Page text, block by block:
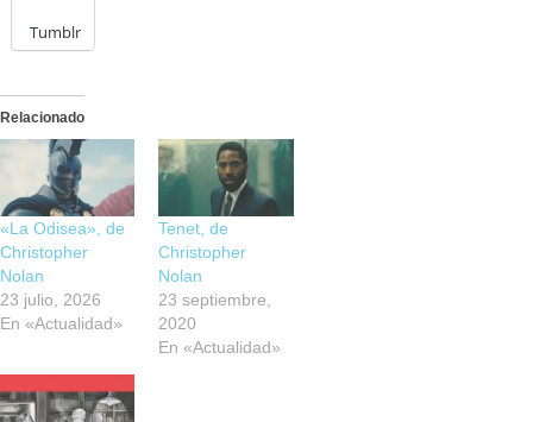
Tumblr
Relacionado
«La Odisea», de
Christopher
Nolan
23 julio, 2026
En «Actualidad»
Tenet, de
Christopher
Nolan
23 septiembre,
2020
En «Actualidad»